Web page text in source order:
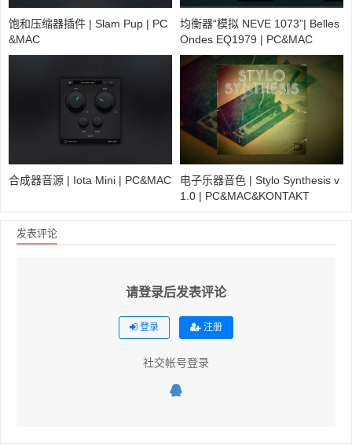
饱和压缩器插件 | Slam Pup | PC
&MAC
均衡器“模拟 NEVE 1073”| Belles
Ondes EQ1979 | PC&MAC
合成器音源 | Iota Mini | PC&MAC
电子乐器音色 | Stylo Synthesis v
1.0 | PC&MAC&KONTAKT
发表评论
请登录后发表评论
登录 注册
社交帐号登录